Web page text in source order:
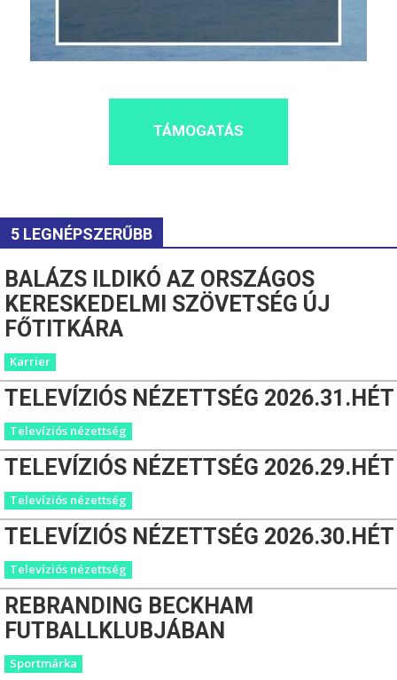
TÁMOGATÁS
5 LEGNÉPSZERŰBB
BALÁZS ILDIKÓ AZ ORSZÁGOS
KERESKEDELMI SZÖVETSÉG ÚJ
FŐTITKÁRA
Karrier
TELEVÍZIÓS NÉZETTSÉG 2026.31.HÉT
Televíziós nézettség
TELEVÍZIÓS NÉZETTSÉG 2026.29.HÉT
Televíziós nézettség
TELEVÍZIÓS NÉZETTSÉG 2026.30.HÉT
Televíziós nézettség
REBRANDING BECKHAM
FUTBALLKLUBJÁBAN
Sportmárka